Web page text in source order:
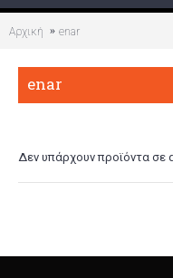
Αρχική enar
enar
Δεν υπάρχουν προϊόντα σε